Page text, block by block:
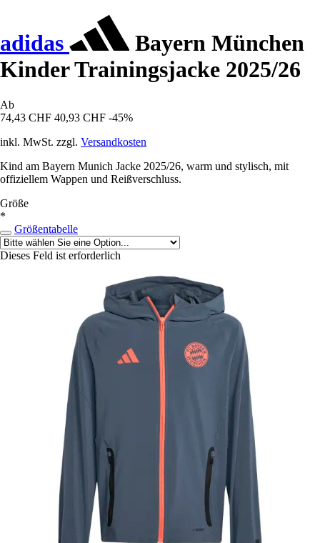
adidas
Bayern München
Kinder Trainingsjacke 2025/26
Ab
74,43 CHF 40,93 CHF -45%
inkl. MwSt. zzgl. Versandkosten
Kind am Bayern Munich Jacke 2025/26, warm und stylisch, mit
offiziellem Wappen und Reißverschluss.
Größe
*
Größentabelle
Dieses Feld ist erforderlich